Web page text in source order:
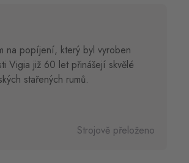
na popíjení, který byl vyroben
Vigia již 60 let přinášejí skvělé
stařených rumů.
Strojově přeloženo